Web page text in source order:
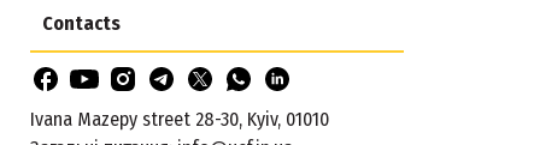
Contacts
Ivana Mazepy street 28-30, Kyiv, 01010